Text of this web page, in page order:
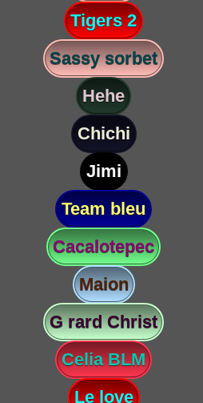
Tigers 2
Sassy sorbet
Hehe
Chichi
Jimi
Team bleu
Cacalotepec
Maion
G rard Christ
Celia BLM
Le love